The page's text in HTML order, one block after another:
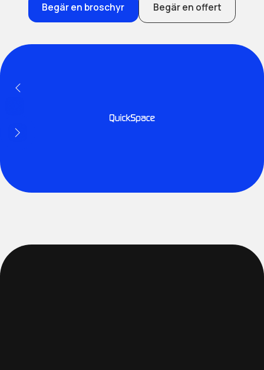
Begär en broschyr Begär en offert